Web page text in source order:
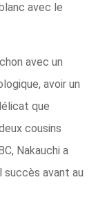
avec le
avec un
avoir un
que
cousins
Nakauchi a
avant au